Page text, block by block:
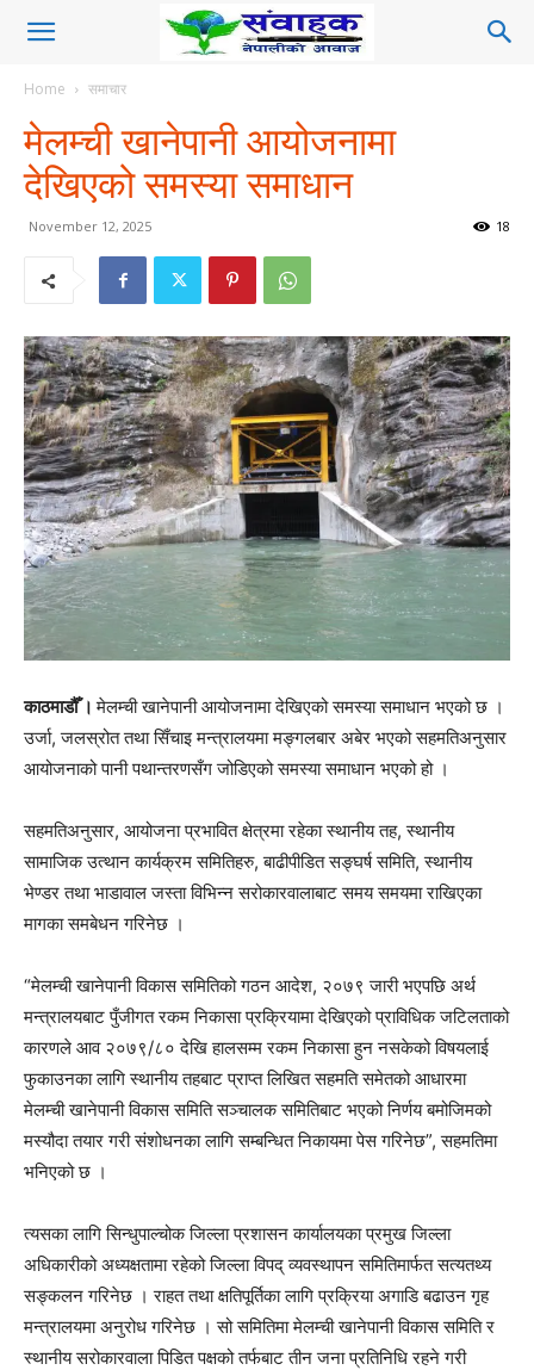
Home समाचार
मेलम्ची खानेपानी आयोजनामा
देखिएको समस्या समाधान
November 12, 2025 18
काठमाडौँ ।मेलम्ची खानेपानी आयोजनामा देखिएको समस्या समाधान भएको छ ।
उर्जा, जलस्रोत तथा सिँचाइ मन्त्रालयमा मङ्गलबार अबेर भएको सहमतिअनुसार
आयोजनाको पानी पथान्तरणसँग जोडिएको समस्या समाधान भएको हो ।
सहमतिअनुसार, आयोजना प्रभावित क्षेत्रमा रहेका स्थानीय तह, स्थानीय
सामाजिक उत्थान कार्यक्रम समितिहरु, बाढीपीडित सङ्घर्ष समिति, स्थानीय
भेण्डर तथा भाडावाल जस्ता विभिन्न सरोकारवालाबाट समय समयमा राखिएका
मागका समबेधन गरिनेछ ।
“मेलम्ची खानेपानी विकास समितिको गठन आदेश, २०७९ जारी भएपछि अर्थ
मन्त्रालयबाट पुँजीगत रकम निकासा प्रक्रियामा देखिएको प्राविधिक जटिलताको
कारणले आव २०७९/८० देखि हालसम्म रकम निकासा हुन नसकेको विषयलाई
फुकाउनका लागि स्थानीय तहबाट प्राप्त लिखित सहमति समेतको आधारमा
मेलम्ची खानेपानी विकास समिति सञ्चालक समितिबाट भएको निर्णय बमोजिमको
मस्यौदा तयार गरी संशोधनका लागि सम्बन्धित निकायमा पेस गरिनेछ”, सहमतिमा
भनिएको छ ।
त्यसका लागि सिन्धुपाल्चोक जिल्ला प्रशासन कार्यालयका प्रमुख जिल्ला
अधिकारीको अध्यक्षतामा रहेको जिल्ला विपद् व्यवस्थापन समितिमार्फत सत्यतथ्य
सङ्कलन गरिनेछ । राहत तथा क्षतिपूर्तिका लागि प्रक्रिया अगाडि बढाउन गृह
मन्त्रालयमा अनुरोध गरिनेछ । सो समितिमा मेलम्ची खानेपानी विकास समिति र
स्थानीय सरोकारवाला पिडित पक्षको तर्फबाट तीन जना प्रतिनिधि रहने गरी